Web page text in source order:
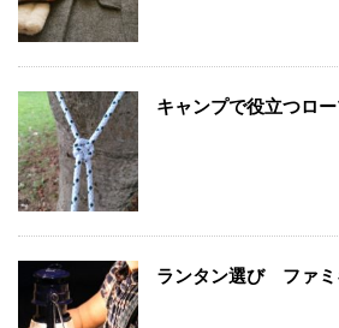
キャンプで役立つロ
ランタン選び ファミ